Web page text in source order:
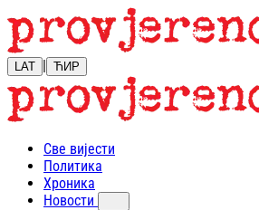
LAT | ЋИР
Све вијести
Политика
Хроника
Новости